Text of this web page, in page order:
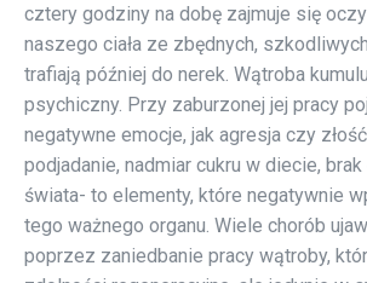
cztery godziny na dobę zajmuje się
naszego ciała ze zbędnych,
trafiają później do nerek. Wątroba
psychiczny. Przy zaburzonej jej pracy
negatywne emocje, jak agresja czy
podjadanie, nadmiar cukru w diecie,
świata- to elementy, które negatywnie
tego ważnego organu. Wiele chorób
poprzez zaniedbanie pracy wątroby,